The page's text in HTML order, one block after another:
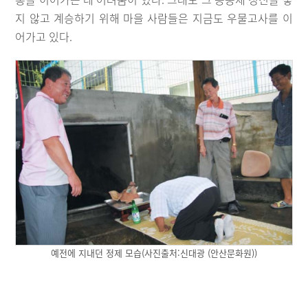
지 않고 계승하기 위해 마을 사람들은 지금도 우물고사를 이
어가고 있다.
예전에 지내던 정제 모습(사진출처:신대광 (안산문화원))